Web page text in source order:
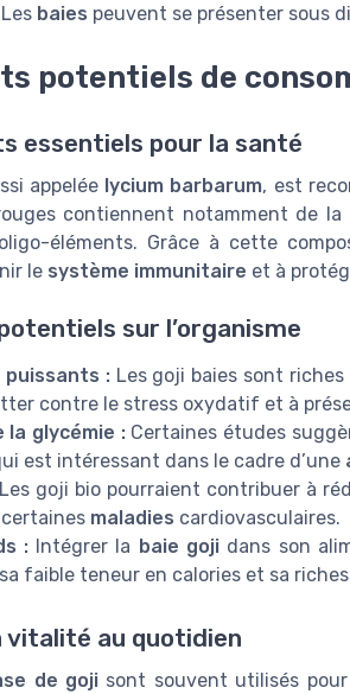
baies peuvent se présenter sous
potentiels de
essentiels pour la santé
appelée lycium barbarum, est
contiennent notamment de
éléments. Grâce à cette
le système immunitaire et à
sur l’organisme
:Les goji baies sont
contre le stress oxydatif et à
la glycémie :Certaines études
est intéressant dans le cadre d’une
Les goji bio pourraient contribuer à
maladies cardiovasculaires.
:Intégrer la baie goji dans son
faible teneur en calories et sa
vitalité au quotidien
de goji sont souvent utilisés